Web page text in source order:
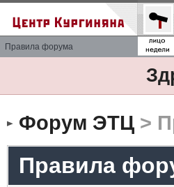
Правила форума
Форум ЭТЦ>
Правила